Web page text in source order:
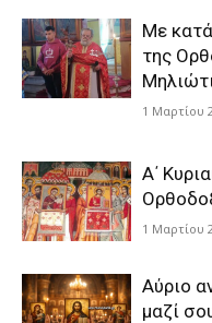
Με
της
1 Μαρτίου
Α΄
1 Μαρτίου
Αύριο
μαζί